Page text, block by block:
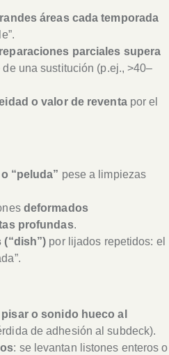
áreas cada temporada
parciales supera
de una sustitución (p.ej., >40–
o valor de reventa por el
“peluda” pese a limpiezas
deformados
profundas.
(“dish”) por lijados repetidos: el
o sonido hueco al
de adhesión al subdeck).
: se levantan listones enteros o